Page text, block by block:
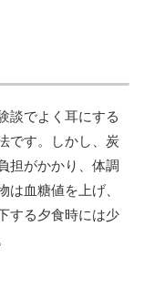
談でよく耳にする
です。しかし、炭
担がかかり、体調
は血糖値を上げ、
する夕食時には少